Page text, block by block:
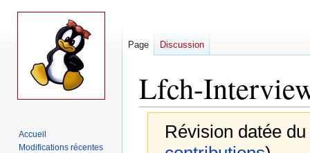
Lfch-
Révision datée
Page Discussion
Accueil
Modifications récentes